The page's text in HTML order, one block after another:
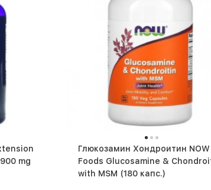
mg
Глюкозамин Хондроитин NOW
Foods Glucosamine &
with MSM (180 капс.)